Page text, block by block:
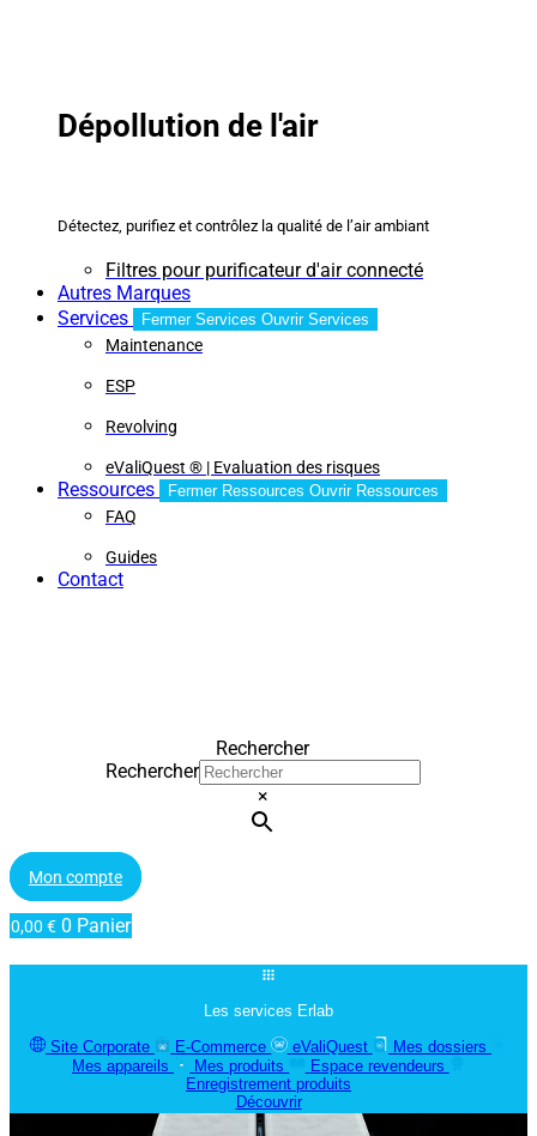
Dépollution de l'air
Détectez, purifiez et contrôlez la qualité de l’air ambiant
Filtres pour purificateur d'air connecté
Autres Marques
Services
Fermer Services Ouvrir Services
Maintenance
ESP
Revolving
eValiQuest ® | Evaluation des risques
Ressources Fermer Ressources Ouvrir Ressources
FAQ
Guides
Contact
Rechercher
Rechercher
×
Mon compte
0,00 € 0 Panier
Les services Erlab
Site Corporate
E-Commerce eValiQuest
Mes dossiers
Mes appareils
Mes produits
Espace revendeurs
Enregistrement produits
Découvrir